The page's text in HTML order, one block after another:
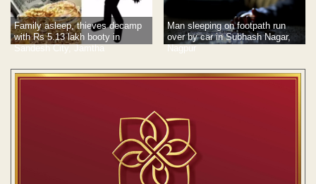
Family asleep, thieves decamp
with Rs 5.13 lakh booty in
Sandesh City, Jamtha
Man sleeping on footpath run
over by car in Subhash Nagar,
Nagpur